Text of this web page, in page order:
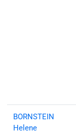
BORNSTEIN
Helene